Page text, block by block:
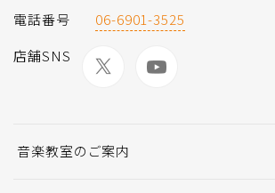
電話番号
06-6901-3525
店舗SNS
音楽教室のご案内